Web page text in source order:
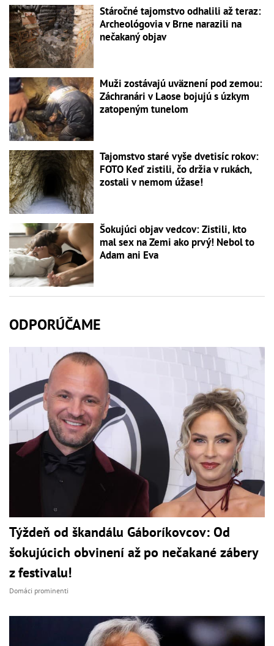
Stáročné tajomstvo odhalili až teraz:
Archeológovia v Brne narazili na
nečakaný objav
Muži zostávajú uväznení pod zemou:
Záchranári v Laose bojujú s úzkym
zatopeným tunelom
Tajomstvo staré vyše dvetisíc rokov:
FOTO Keď zistili, čo držia v rukách,
zostali v nemom úžase!
Šokujúci objav vedcov: Zistili, kto
mal sex na Zemi ako prvý! Nebol to
Adam ani Eva
ODPORÚČAME
Týždeň od škandálu Gáboríkovcov: Od
šokujúcich obvinení až po nečakané zábery
z festivalu!
Domáci prominenti